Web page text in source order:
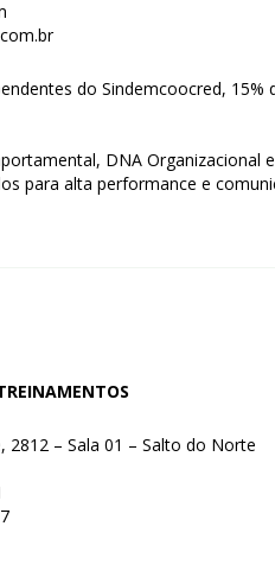
do Sindemcoocred,
DNA Organizacional
para alta performance e
2812 – Sala 01 – Salto do Norte